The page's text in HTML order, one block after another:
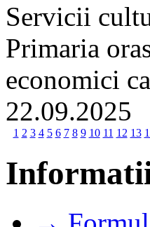
Servicii
Primaria
economici
1 2 3 4 5 6 7 8 9 10 11 12 13